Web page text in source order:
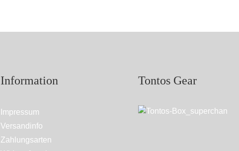
Information
Impressum
Versandinfo
Zahlungsarten
Tontos Gear